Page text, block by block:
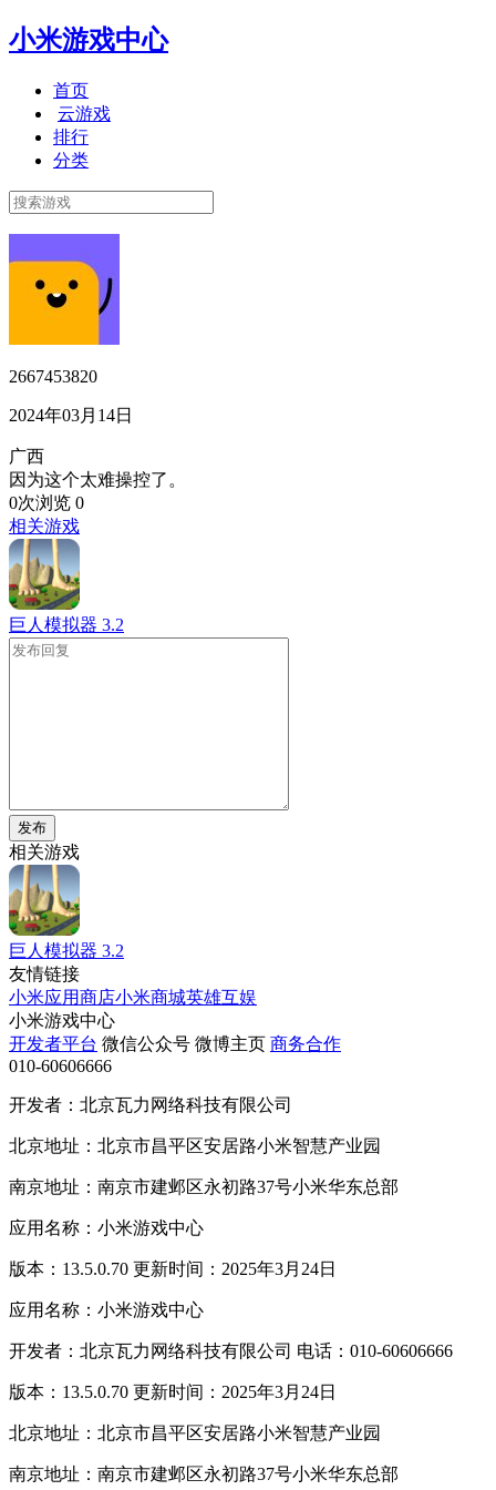
小米游戏中心
首页
云游戏
排行
分类
2667453820
2024年03月14日
广西
因为这个太难操控了。
0次浏览 0
相关游戏
巨人模拟器 3.2
发布
相关游戏
巨人模拟器 3.2
友情链接
小米应用商店小米商城英雄互娱
小米游戏中心
开发者平台 微信公众号 微博主页 商务合作
010-60606666
开发者：北京瓦力网络科技有限公司
北京地址：北京市昌平区安居路小米智慧产业园
南京地址：南京市建邺区永初路37号小米华东总部
应用名称：小米游戏中心
版本：13.5.0.70 更新时间：2025年3月24日
应用名称：小米游戏中心
开发者：北京瓦力网络科技有限公司 电话：010-60606666
版本：13.5.0.70 更新时间：2025年3月24日
北京地址：北京市昌平区安居路小米智慧产业园
南京地址：南京市建邺区永初路37号小米华东总部